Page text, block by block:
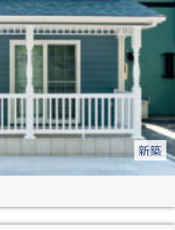
新築